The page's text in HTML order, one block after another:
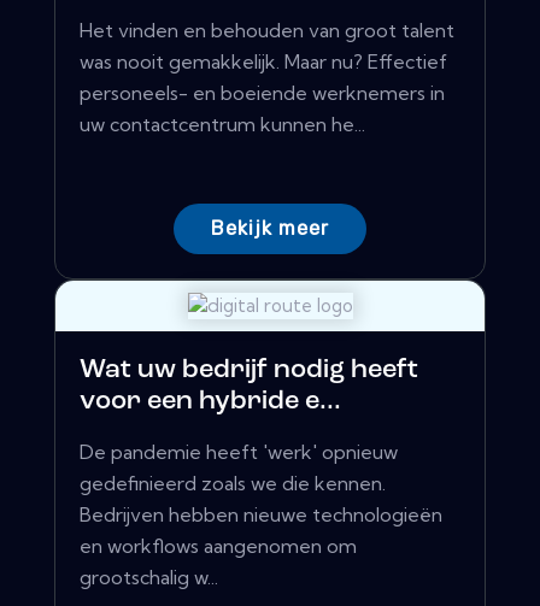
Het vinden en behouden van groot talent
was nooit gemakkelijk. Maar nu? Effectief
personeels- en boeiende werknemers in
uw contactcentrum kunnen he...
Bekijk meer
Wat uw bedrijf nodig heeft
voor een hybride e...
De pandemie heeft 'werk' opnieuw
gedefinieerd zoals we die kennen.
Bedrijven hebben nieuwe technologieën
en workflows aangenomen om
grootschalig w...